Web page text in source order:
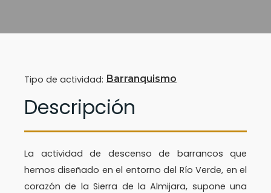
Tipo de actividad: Barranquismo
Descripción
La actividad de descenso de barrancos que
hemos diseñado en el entorno del Río Verde, en el
corazón de la Sierra de la Almijara, supone una